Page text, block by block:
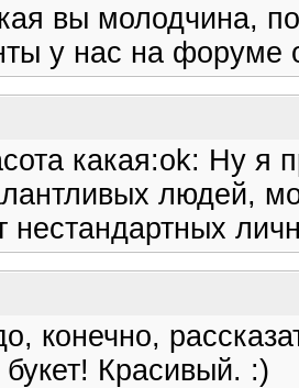
вы молодчина,
у нас на форуме
какая:ok: Ну я
людей,
нестандартных
конечно,
Красивый. :)